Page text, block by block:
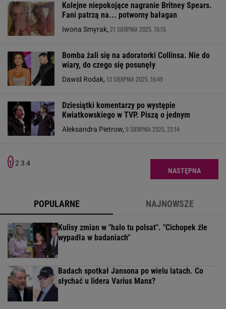
Kolejne niepokojące nagranie Britney Spears.
Fani patrzą na... potworny bałagan
Iwona Smyrak, 21 SIERPNIA 2025, 16:15
Bomba żali się na adoratorki Collinsa. Nie do
wiary, do czego się posunęły
Dawid Rodak, 13 SIERPNIA 2025, 16:49
Dziesiątki komentarzy po występie
Kwiatkowskiego w TVP. Piszą o jednym
Aleksandra Pietrow, 9 SIERPNIA 2025, 22:14
1 2 3 4
NASTĘPNA
POPULARNE NAJNOWSZE
Kulisy zmian w "halo tu polsat". "Cichopek źle
wypadła w badaniach"
Badach spotkał Jansona po wielu latach. Co
słychać u lidera Varius Manx?